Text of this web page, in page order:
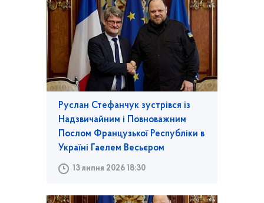
Руслан Стефанчук зустрівся із
Надзвичайним і Повноважним
Послом Французької Республіки в
Україні Гаелем Весьєром
13 липня 2026 18:30